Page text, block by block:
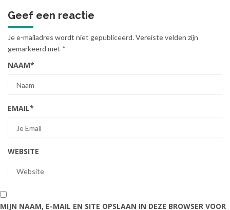
Geef een reactie
Je e-mailadres wordt niet gepubliceerd.Vereiste velden zijn
gemarkeerd met *
NAAM*
EMAIL*
WEBSITE
MIJN NAAM, E-MAIL EN SITE OPSLAAN IN DEZE BROWSER VOOR